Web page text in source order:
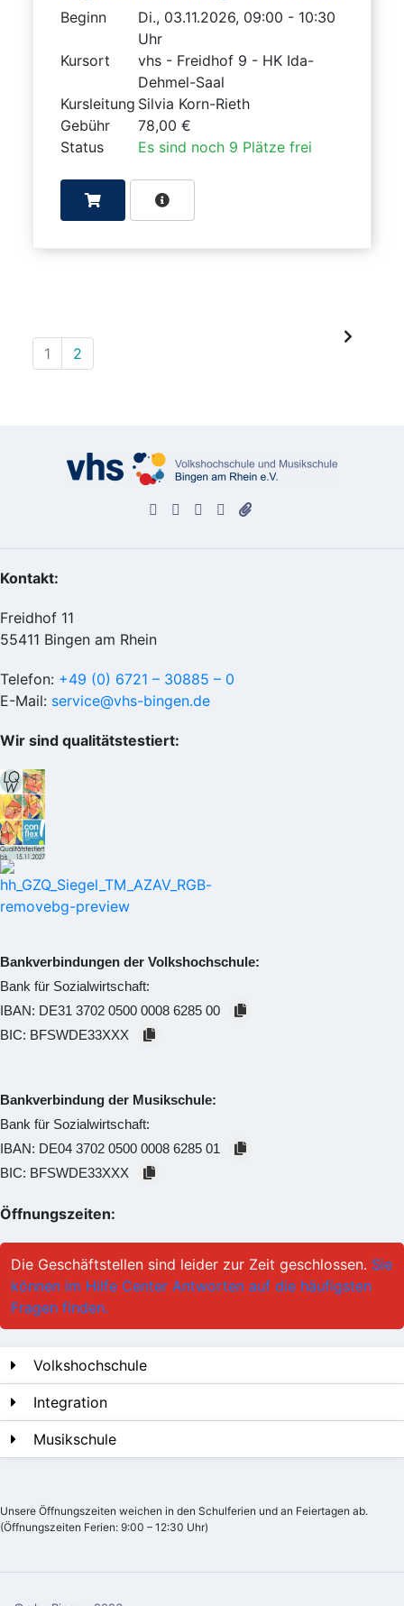
Beginn
Di., 03.11.2026, 09:00 - 10:30
Uhr
Kursort
vhs - Freidhof 9 - HK Ida-
Dehmel-Saal
Kursleitung Silvia Korn-Rieth
Gebühr
78,00 €
Status
Es sind noch 9 Plätze frei
1 2
Kontakt:
Freidhof 11
55411 Bingen am Rhein
Telefon: +49 (0) 6721 – 30885 – 0
E-Mail: service@vhs-bingen.de
Wir sind qualitätstestiert:
Bankverbindungen der Volkshochschule:
Bank für Sozialwirtschaft:
IBAN: DE31 3702 0500 0008 6285 00
BIC: BFSWDE33XXX
Bankverbindung der Musikschule:
Bank für Sozialwirtschaft:
IBAN: DE04 3702 0500 0008 6285 01
BIC: BFSWDE33XXX
Öffnungszeiten:
Die Geschäftstellen sind leider zur Zeit geschlossen. Sie
können im Hilfe Center Antworten auf die häufigsten
Fragen finden.
Volkshochschule
Integration
Musikschule
Unsere Öffnungszeiten weichen in den Schulferien und an Feiertagen ab.
(Öffnungszeiten Ferien: 9:00 – 12:30 Uhr)